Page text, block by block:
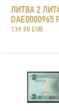
ЛИТВА 2
DAE0000965
139.90 EUR